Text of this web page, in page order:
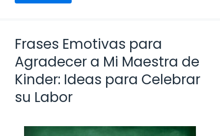
Frases Emotivas para
Agradecer a Mi Maestra de
Kinder: Ideas para Celebrar
su Labor